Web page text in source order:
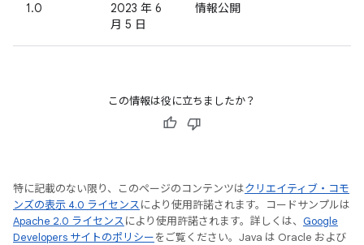
1.0
2023 年 6
月 5 日
情報公開
この情報は役に立ちましたか？
特に記載のない限り、このページのコンテンツはクリエイティブ・コモ
ンズの表示 4.0 ライセンスにより使用許諾されます。コードサンプルは
Apache 2.0 ライセンスにより使用許諾されます。詳しくは、 Google
Developers サイトのポリシーをご覧ください。Java は Oracle および